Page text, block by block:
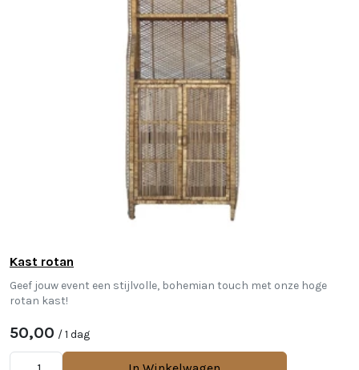
Kast rotan
Geef jouw event een stijlvolle, bohemian touch met onze hoge
rotan kast!
50,00 / 1 dag